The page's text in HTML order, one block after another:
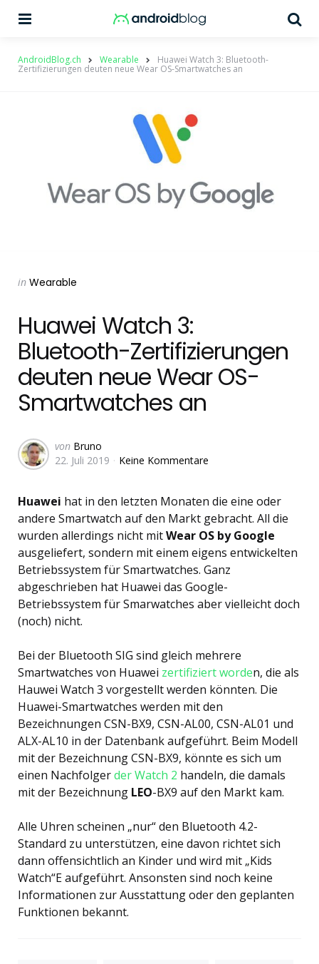
AndroidBlog.ch Wearable Huawei Watch 3: Bluetooth-
Zertifizierungen deuten neue Wear OS-Smartwatches an
Categories
Posted
in Wearable
Huawei Watch 3:
Bluetooth-Zertifizierungen
deuten neue Wear OS-
Smartwatches an
Geschrieben
von
von Bruno
22. Juli 2019
Keine Kommentare
Huawei hat in den letzten Monaten die eine oder
andere Smartwatch auf den Markt gebracht. All die
wurden allerdings nicht mitWear OS by Google
ausgeliefert, sondern mit einem eigens entwickelten
Betriebssystem für Smartwatches. Ganz
abgeschrieben hat Huawei das Google-
Betriebssystem für Smarwatches aber vielleicht doch
(noch) nicht.
Bei der Bluetooth SIG sind gleich mehrere
Smartwatches von Huawei zertifiziert worden, die als
Hauwei Watch 3 vorgestellt werden könnten. Die
Huawei-Smartwatches werden mit den
Bezeichnungen CSN-BX9, CSN-AL00, CSN-AL01 und
ALX-AL10 in der Datenbank aufgeführt. Beim Modell
mit der Bezeichnung CSN-BX9, könnte es sich um
einen Nachfolgerder Watch 2 handeln, die damals
mit der Bezeichnung LEO-BX9 auf den Markt kam.
Alle Uhren scheinen „nur“ den Bluetooth 4.2-
Standard zu unterstützen, eine davon richtet sich
dann offensichtlich an Kinder und wird mit „Kids
Watch“E aufgeführt. Ansonsten sind noch keine
Informationen zur Ausstattung oder den geplanten
Funktionen bekannt.